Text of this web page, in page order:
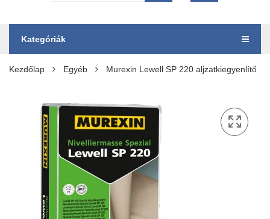
Kategóriák
Kezdőlap Egyéb Murexin Lewell SP 220 aljzatkiegyenlítő